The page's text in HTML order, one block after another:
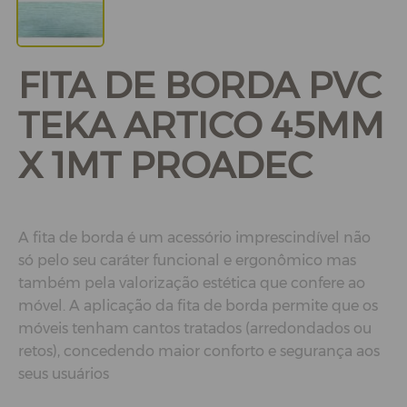
FITA DE BORDA PVC
TEKA ARTICO 45MM
X 1MT PROADEC
A fita de borda é um acessório imprescindível não
só pelo seu caráter funcional e ergonômico mas
também pela valorização estética que confere ao
móvel. A aplicação da fita de borda permite que os
móveis tenham cantos tratados (arredondados ou
retos), concedendo maior conforto e segurança aos
seus usuários